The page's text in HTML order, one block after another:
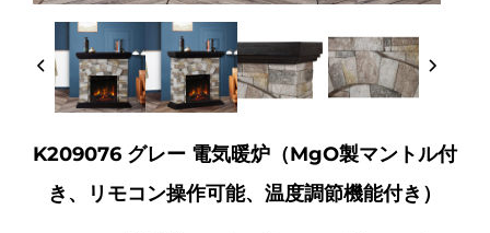
K209076 グレー 電気暖炉（MgO製マントル付
き、リモコン操作可能、温度調節機能付き）